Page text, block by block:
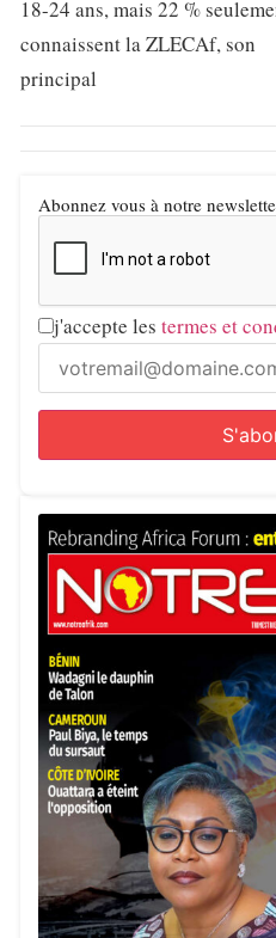
18-24 ans, mais 22 %
connaissent la ZLECAf, son
principal
Abonnez vous à notre
j'accepte les termes et